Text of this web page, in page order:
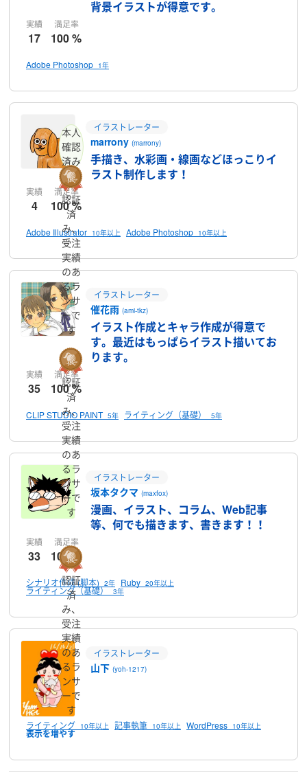
背景イラストが得意です。
実績
17
満足率
100 %
Adobe Photoshop 1年
本人
確認
済み
イラストレーター
marrony(marrony)
手描き、水彩画・線画などほっこりイ
ラスト制作します！
実績
4
満足率
100 %
Adobe Illustrator 10年以上 Adobe Photoshop 10年以上
認証
済
み、
受注
実績
のあ
るラ
ンサ
ーで
す
イラストレーター
催花雨(ami-tkz)
イラスト作成とキャラ作成が得意で
す。最近はもっぱらイラスト描いてお
ります。
実績
35
満足率
100 %
CLIP STUDIO PAINT 5年 ライティング（基礎） 5年
認証
済
み、
受注
実績
のあ
るラ
ンサ
ーで
す
イラストレーター
坂本タクマ(maxfox)
漫画、イラスト、コラム、Web記事
等、何でも描きます、書きます！！
実績
33
満足率
100 %
シナリオ作成 (脚本) 2年 Ruby 20年以上
ライティング（基礎） 3年
認証
済
み、
受注
実績
のあ
るラ
ンサ
ーで
す
イラストレーター
山下(yoh-1217)
実績
45
満足率
96 %
ライティング 10年以上 記事執筆 10年以上 WordPress 10年以上